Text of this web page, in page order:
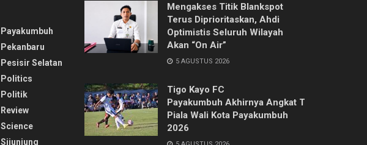
Payakumbuh
Pekanbaru
Pesisir Selatan
Politics
Politik
Review
Science
Sijunjung
Mengakses Titik Blankspot
Terus Diprioritaskan, Ahdi
Optimistis Seluruh Wilayah
Akan “On Air”
5 AGUSTUS 2026
Tigo Kayo FC
Payakumbuh Akhirnya Angkat Trofi
Piala Wali Kota Payakumbuh
2026